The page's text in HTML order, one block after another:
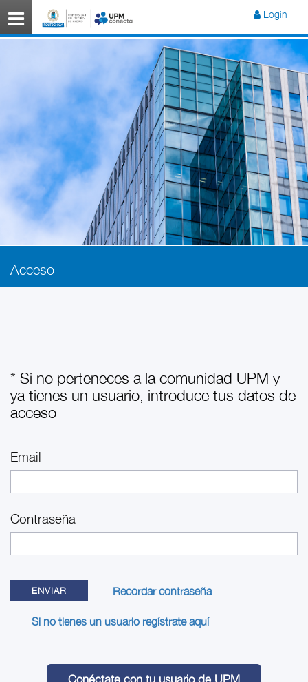
Menú Login
Acceso
* Si no perteneces a la comunidad UPM y
ya tienes un usuario, introduce tus datos de
acceso
Email
Contraseña
Recordar contraseña
Si no tienes un usuario regístrate aquí
Conéctate con tu usuario de UPM